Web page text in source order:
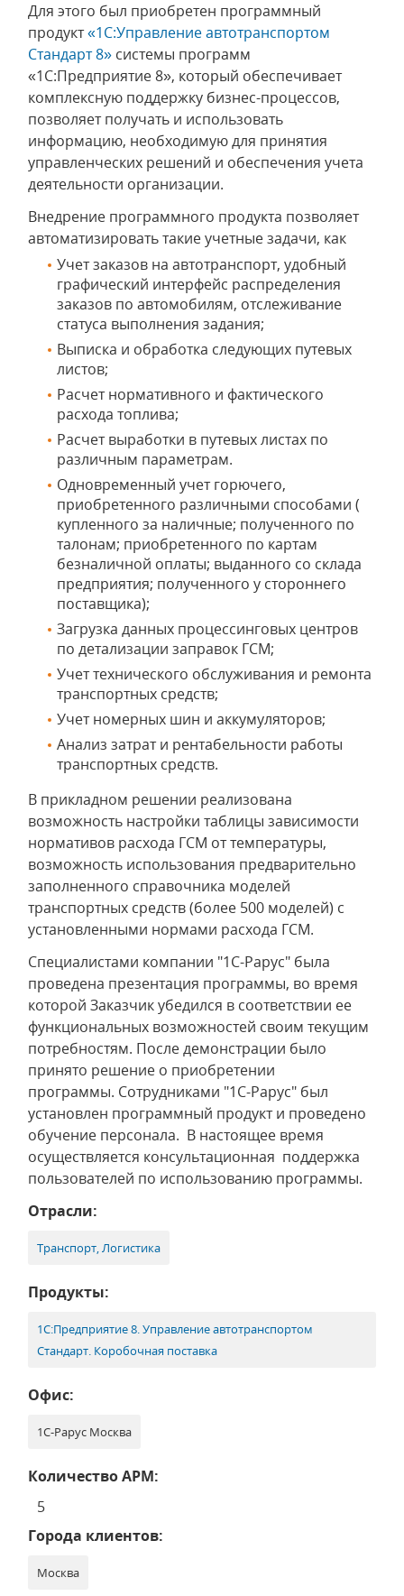
Для этого был приобретен программный
продукт«1С:Управление автотранспортом
Стандарт 8» системы программ
«1С:Предприятие 8», который обеспечивает
комплексную поддержку бизнес-процессов,
позволяет получать и использовать
информацию, необходимую для принятия
управленческих решений и обеспечения учета
деятельности организации.
Внедрение программного продукта позволяет
автоматизировать такие учетные задачи, как
Учет заказов на автотранспорт, удобный
графический интерфейс распределения
заказов по автомобилям, отслеживание
статуса выполнения задания;
Выписка и обработка следующих путевых
листов;
Расчет нормативного и фактического
расхода топлива;
Расчет выработки в путевых листах по
различным параметрам.
Одновременный учет горючего,
приобретенного различными способами (
купленного за наличные; полученного по
талонам; приобретенного по картам
безналичной оплаты; выданного со склада
предприятия; полученного у стороннего
поставщика);
Загрузка данных процессинговых центров
по детализации заправок ГСМ;
Учет технического обслуживания и ремонта
транспортных средств;
Учет номерных шин и аккумуляторов;
Анализ затрат и рентабельности работы
транспортных средств.
В прикладном решении реализована
возможность настройки таблицы зависимости
нормативов расхода ГСМ от температуры,
возможность использования предварительно
заполненного справочника моделей
транспортных средств (более 500 моделей) с
установленными нормами расхода ГСМ.
Специалистами компании "1С-Рарус" была
проведена презентация программы, во время
которой Заказчик убедился в соответствии ее
функциональных возможностей своим текущим
потребностям. После демонстрации было
принято решение о приобретении
программы. Сотрудниками "1С-Рарус" был
установлен программный продукт и проведено
обучение персонала. В настоящее время
осуществляется консультационная поддержка
пользователей по использованию программы.
Отрасли:
Транспорт, Логистика
Продукты:
1С:Предприятие 8. Управление автотранспортом
Стандарт. Коробочная поставка
Офис:
1С-Рарус Москва
Количество АРМ:
5
Города клиентов:
Москва